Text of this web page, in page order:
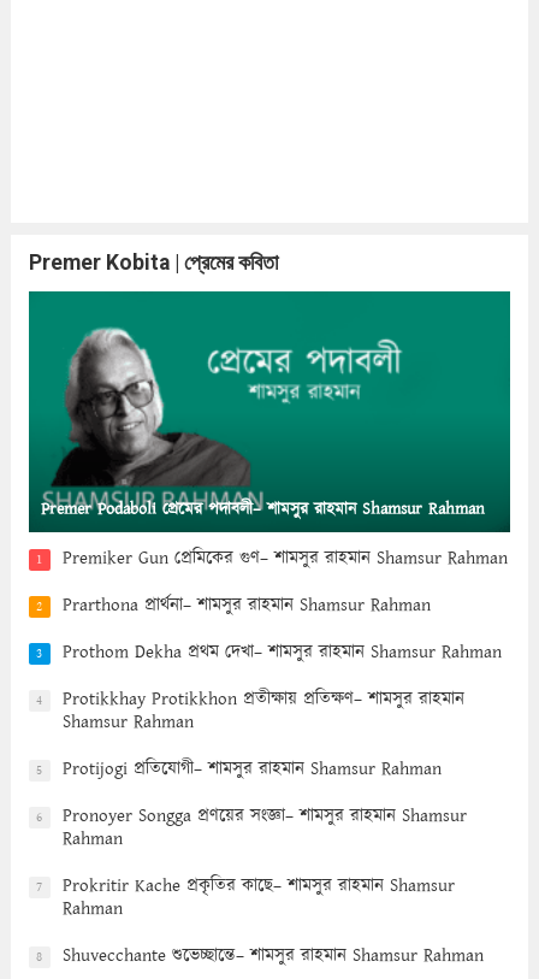
Premer Kobita | প্রেমের কবিতা
Premer Podaboli প্রেমের পদাবলী– শামসুর রাহমান Shamsur Rahman
1 Premiker Gun প্রেমিকের গুণ– শামসুর রাহমান Shamsur Rahman
2 Prarthona প্রার্থনা– শামসুর রাহমান Shamsur Rahman
3 Prothom Dekha প্রথম দেখা– শামসুর রাহমান Shamsur Rahman
4
Protikkhay Protikkhon প্রতীক্ষায় প্রতিক্ষণ– শামসুর রাহমান
Shamsur Rahman
5 Protijogi প্রতিযোগী– শামসুর রাহমান Shamsur Rahman
6
Pronoyer Songga প্রণয়ের সংজ্ঞা– শামসুর রাহমান Shamsur
Rahman
7
Prokritir Kache প্রকৃতির কাছে– শামসুর রাহমান Shamsur
Rahman
8 Shuvecchante শুভেচ্ছান্তে– শামসুর রাহমান Shamsur Rahman